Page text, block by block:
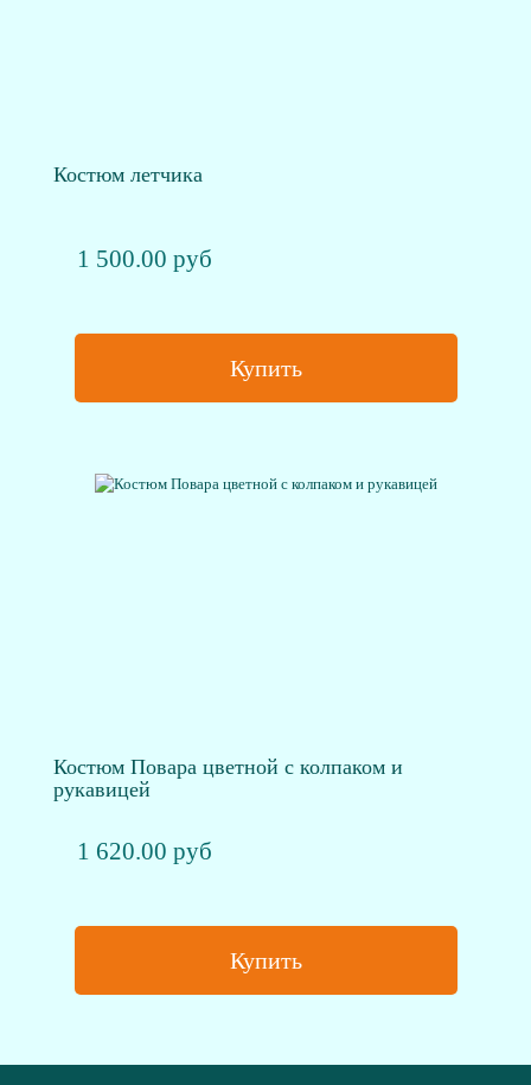
Костюм летчика
1 500.00 руб
Купить
Костюм Повара цветной с колпаком и
рукавицей
1 620.00 руб
Купить